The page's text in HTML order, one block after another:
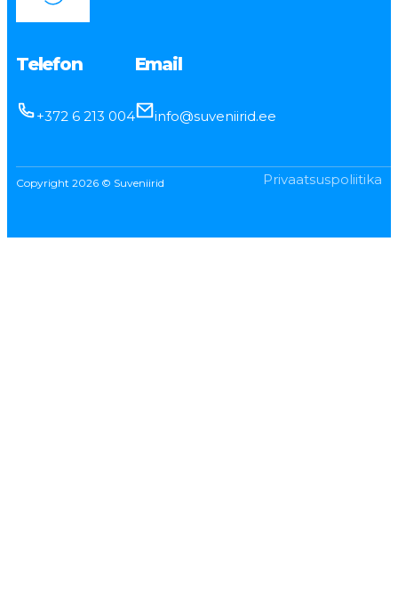
Telefon
+372 6 213 004
Email
info@suveniirid.ee
Copyright 2026 © Suveniirid Privaatsuspoliitika